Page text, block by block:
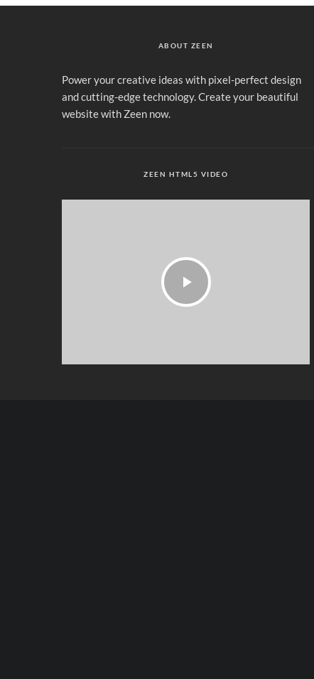
ABOUT ZEEN
Power your creative ideas with pixel-perfect design
and cutting-edge technology. Create your beautiful
website with Zeen now.
ZEEN HTML5 VIDEO